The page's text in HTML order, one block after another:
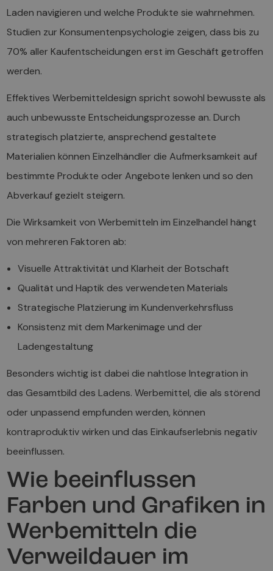
Laden navigieren und welche Produkte sie wahrnehmen.
Studien zur Konsumentenpsychologie zeigen, dass bis zu
70% aller Kaufentscheidungen erst im Geschäft getroffen
werden.
Effektives Werbemitteldesign spricht sowohl bewusste als
auch unbewusste Entscheidungsprozesse an. Durch
strategisch platzierte, ansprechend gestaltete
Materialien können Einzelhändler die Aufmerksamkeit auf
bestimmte Produkte oder Angebote lenken und so den
Abverkauf gezielt steigern.
Die Wirksamkeit von Werbemitteln im Einzelhandel hängt
von mehreren Faktoren ab:
Visuelle Attraktivität und Klarheit der Botschaft
Qualität und Haptik des verwendeten Materials
Strategische Platzierung im Kundenverkehrsfluss
Konsistenz mit dem Markenimage und der
Ladengestaltung
Besonders wichtig ist dabei die nahtlose Integration in
das Gesamtbild des Ladens. Werbemittel, die als störend
oder unpassend empfunden werden, können
kontraproduktiv wirken und das Einkaufserlebnis negativ
beeinflussen.
Wie beeinflussen
Farben und Grafiken in
Werbemitteln die
Verweildauer im